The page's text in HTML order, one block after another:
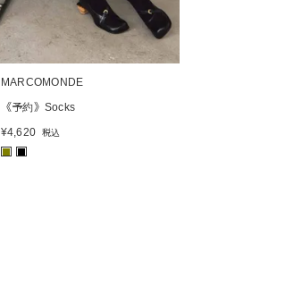
MARCOMONDE
《予約》Socks
¥4,620 税込
■ ■